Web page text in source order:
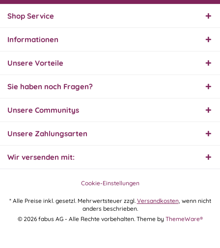
Endlich das richtige
Innerhalb 2 Tagen Ware
geliefert. Sehr gut!
31.07.26
Super schnelle Lieferung,
wieder, vielen Dank.
30.07.26▼
Shop Service
Informationen
Unsere Vorteile
Sie haben noch Fragen?
Unsere Communitys
Unsere Zahlungsarten
Wir versenden mit:
Cookie-Einstellungen
* Alle Preise inkl. gesetzl. Mehrwertsteuer zzgl. Versandkosten, wenn nicht
anders beschrieben.
© 2026 fabus AG - Alle Rechte vorbehalten. Theme by ThemeWare®